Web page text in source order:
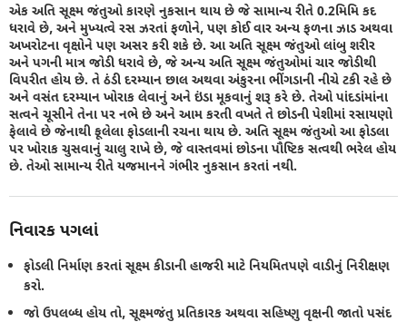
એક અતિ સૂક્ષ્મ જંતુઓ કારણે નુકસાન થાય છે જે સામાન્ય રીતે 0.2મિમિ કદ
ધરાવે છે, અને મુખ્યત્વે રસ ઝરતાં ફળોને, પણ કોઈ વાર અન્ય ફળના ઝાડ અથવા
અખરોટના વૃક્ષોને પણ અસર કરી શકે છે. આ અતિ સૂક્ષ્મ જંતુઓ લાંબુ શરીર
અને પગની માત્ર જોડી ધરાવે છે, જે અન્ય અતિ સૂક્ષ્મ જંતુઓમાં ચાર જોડીથી
વિપરીત હોય છે. તે ઠંડી દરમ્યાન છાલ અથવા અંકુરના ભીંગડાની નીચે ટકી રહે છે
અને વસંત દરમ્યાન ખોરાક લેવાનું અને ઇંડા મૂકવાનું શરૂ કરે છે. તેઓ પાંદડાંમાંના
સત્વને ચૂસીને તેના પર નભે છે અને આમ કરતી વખતે તે છોડની પેશીમાં રસાયણો
ફેલાવે છે જેનાથી ફૂલેલા ફોડલાની રચના થાય છે. અતિ સૂક્ષ્મ જંતુઓ આ ફોડલા
પર ખોરાક ચુસવાનું ચાલુ રાખે છે, જે વાસ્તવમાં છોડના પૌષ્ટિક સત્વથી ભરેલ હોય
છે. તેઓ સામાન્ય રીતે યજમાનને ગંભીર નુકસાન કરતાં નથી.
નિવારક પગલાં
ફોડલી નિર્માણ કરતાં સૂક્ષ્મ કીડાની હાજરી માટે નિયમિતપણે વાડીનું નિરીક્ષણ
કરો.
જો ઉપલબ્ધ હોય તો, સૂક્ષ્મજંતુ પ્રતિકારક અથવા સહિષ્ણુ વૃક્ષની જાતો પસંદ